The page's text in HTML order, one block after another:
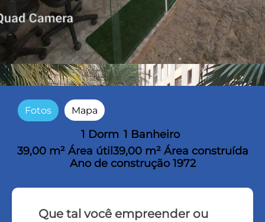
Fotos Mapa
1 Dorm 1 Banheiro
39,00 m² Área útil 39,00 m² Área construída
Ano de construção 1972
Que tal você empreender ou